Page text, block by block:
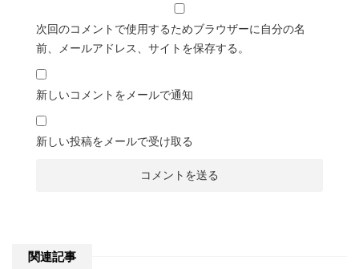
次回のコメントで使用するためブラウザーに自分の名
前、メールアドレス、サイトを保存する。
新しいコメントをメールで通知
新しい投稿をメールで受け取る
関連記事